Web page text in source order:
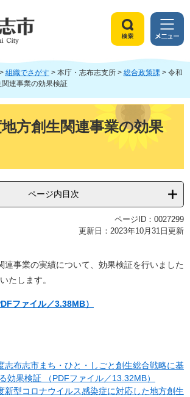
索
メ
ニ
ュ
ー
> 組織でさがす > 本庁・志布志支所 > 総合政策課 > 令和
連事業の効果検証
方創生関連事業の効果
ページ内目次
ページID：0027299
更新日：2023年10月31日更新
連事業の実績について、効果検証を行いました
たします。
ファイル／3.38MB）
志布志市まち・ひと・しごと創生総合戦略に基
効果検証 （PDFファイル／13.32MB）
新型コロナウイルス感染症に対応した地方創生